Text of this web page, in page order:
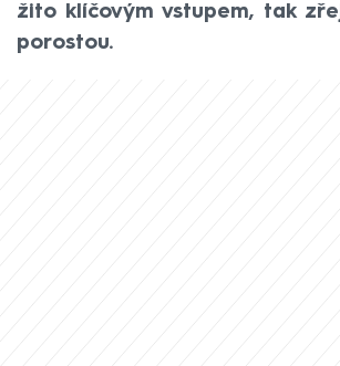
žito klíčovým vstupem, tak
porostou.